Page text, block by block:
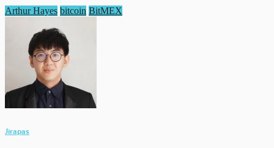
Arthur Hayes bitcoin BitMEX
Jirapas